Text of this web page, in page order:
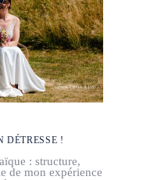
DÉTRESSE !
: structure,
de mon expérience